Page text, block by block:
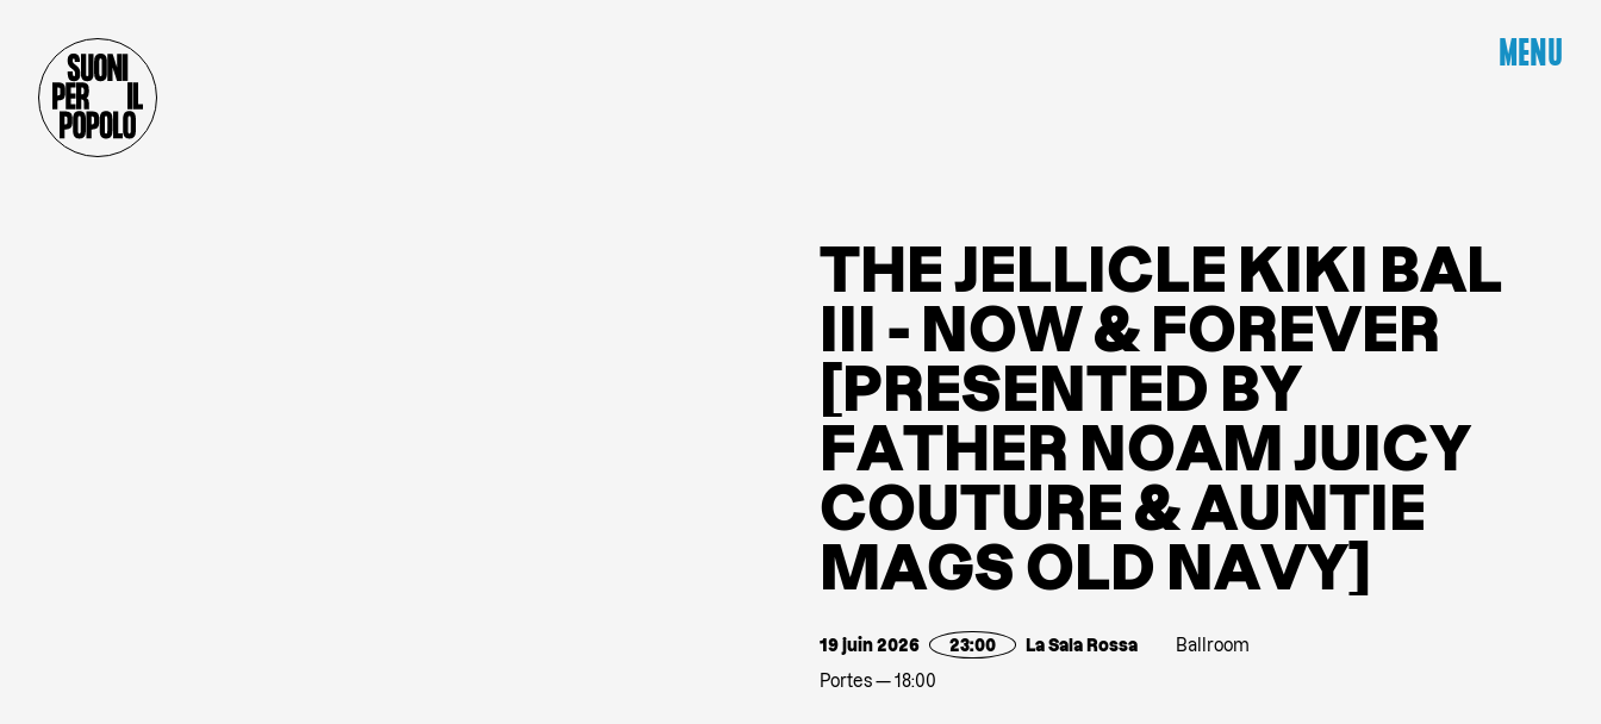
MENU
THEJELLICLE KIKI BAL
III - NOW&FOREVER
[PRESENTED BY
FATHER NOAMJUICY
COUTURE&AUNTIE
MAGSOLD NAVY]
19 juin 2026 23:00 La Sala Rossa
Ballroom
Portes — 18:00